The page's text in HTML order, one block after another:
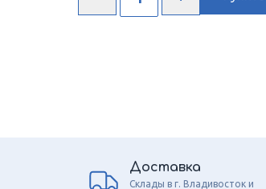
Доставка
Склады в г. Владивосток и